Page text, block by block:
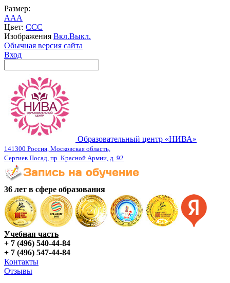
Размер:
AAA
Цвет: CCC
Изображения Вкл.Выкл.
Обычная версия сайта
Вход
Образовательный центр «НИВА»
141300 Россия, Московская область,
Сергиев Посад, пр. Красной Армии, д. 92
36 лет в сфере образования
Учебная часть
+ 7 (496) 540-44-84
+ 7 (496) 547-44-84
Контакты
Отзывы